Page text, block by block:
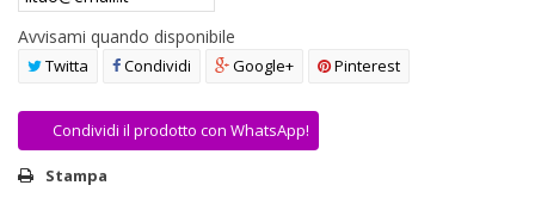
Avvisami quando disponibile
Twitta Condividi Google+ Pinterest
Condividi il prodotto con WhatsApp!
Stampa